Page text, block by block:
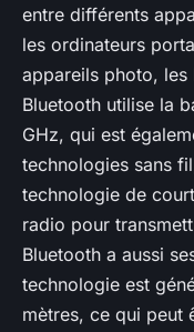
entre différents
les ordinateurs
appareils photo,
Bluetooth utilise la
GHz, qui est
technologies sans
technologie de
radio pour
Bluetooth a aussi
technologie est
mètres, ce qui peut